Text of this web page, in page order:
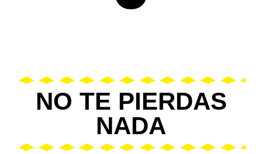
NO TE PIERDAS
NADA